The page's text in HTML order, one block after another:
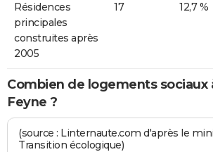
Résidences
principales
construites après
2005
17 12,7 %
Combien de logements sociaux
Feyne ?
(source : Linternaute.com d'après le
Transition écologique)